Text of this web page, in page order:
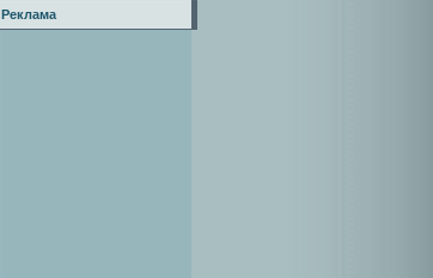
Реклама